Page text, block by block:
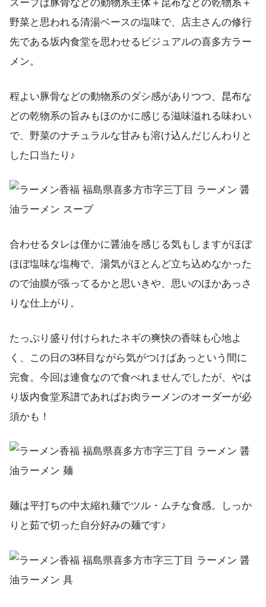
スープは豚骨などの動物系主体＋昆布などの乾物系＋
野菜と思われる清湯ベースの塩味で、店主さんの修行
先である坂内食堂を思わせるビジュアルの喜多方ラー
メン。
程よい豚骨などの動物系のダシ感がありつつ、昆布な
どの乾物系の旨みもほのかに感じる滋味溢れる味わい
で、野菜のナチュラルな甘みも溶け込んだじんわりと
した口当たり♪
合わせるタレは僅かに醤油を感じる気もしますがほぼ
ほぼ塩味な塩梅で、湯気がほとんど立ち込めなかった
ので油膜が張ってるかと思いきや、思いのほかあっさ
りな仕上がり。
たっぷり盛り付けられたネギの爽快の香味も心地よ
く、この日の3杯目ながら気がつけばあっという間に
完食。今回は連食なので食べれませんでしたが、やは
り坂内食堂系譜であればお肉ラーメンのオーダーが必
須かも！
麺は平打ちの中太縮れ麺でツル・ムチな食感。しっか
りと茹で切った自分好みの麺です♪